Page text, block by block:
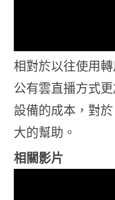
相對於以往使用
公有雲直播方式
設備的成本，對
大的幫助。
相關影片